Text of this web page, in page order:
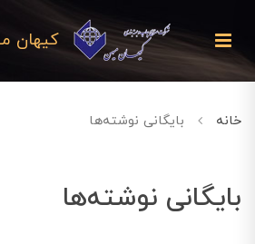
کیهان
خانه بایگانی نوشته‌ها
بایگانی نوشته‌ها